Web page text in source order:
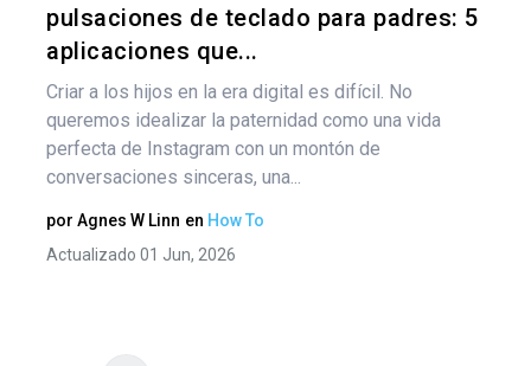
pulsaciones de teclado para padres: 5
aplicaciones que...
Criar a los hijos en la era digital es difícil. No
queremos idealizar la paternidad como una vida
perfecta de Instagram con un montón de
conversaciones sinceras, una...
por Agnes W Linn en How To
Actualizado 01 Jun, 2026